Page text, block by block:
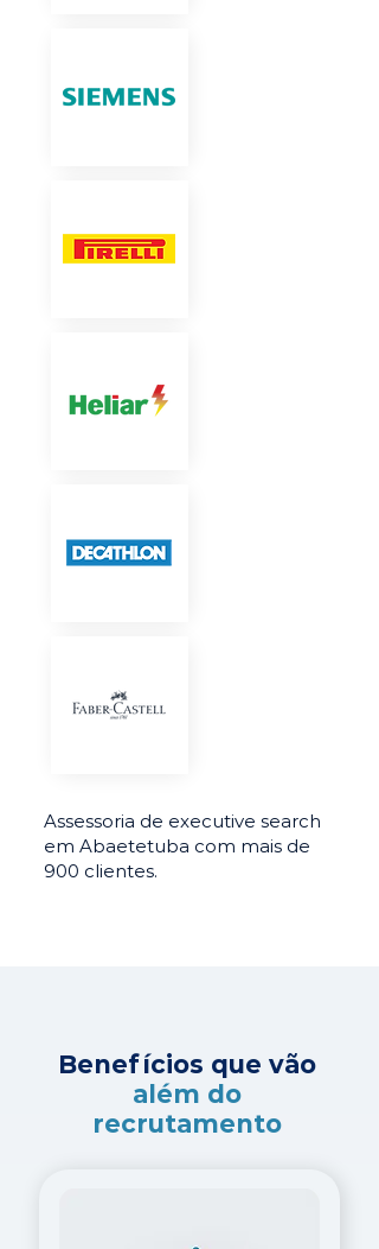
Assessoria de executive search
em Abaetetuba com mais de
900 clientes.
Benefícios que vão
além do
recrutamento